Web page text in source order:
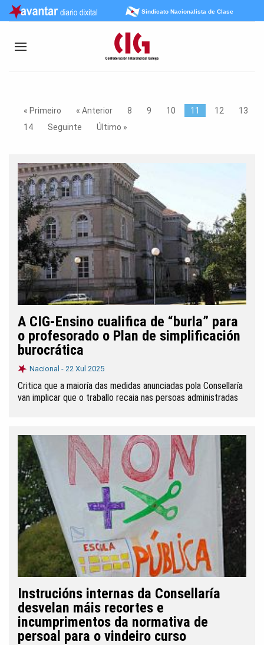
Sindicato Nacionalista de Clase
« Primeiro « Anterior 8 9 10 11 12
13
14
Seguinte Último »
A CIG-Ensino cualifica de “burla” para
o profesorado o Plan de simplificación
burocrática
Nacional - 22 Xul 2025
Critica que a maioría das medidas anunciadas pola Consellaría
van implicar que o traballo recaia nas persoas administradas
Instrucións internas da Consellaría
desvelan máis recortes e
incumprimentos da normativa de
persoal para o vindeiro curso